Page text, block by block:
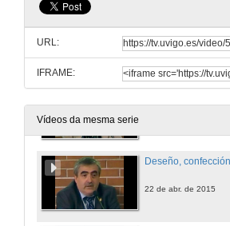
URL:
IFRAME:
Vídeos da mesma serie
O protocolo de
22 de abr. de 2015
22 de abr. de 2015